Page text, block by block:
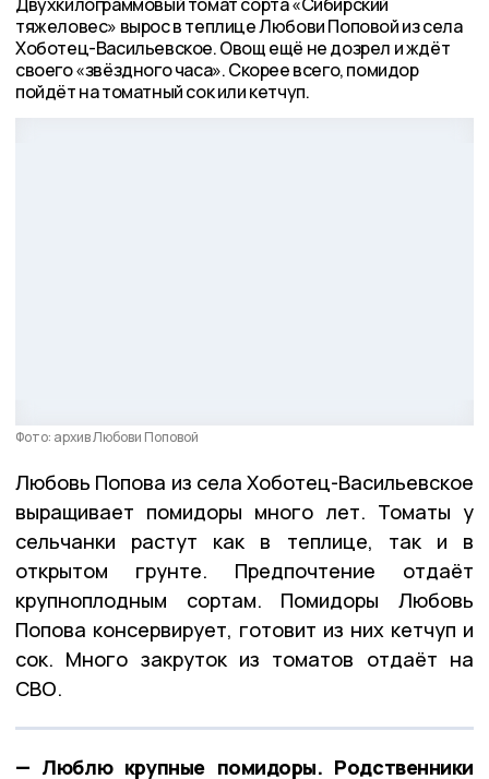
тяжеловес» вырос в теплице Любови Поповой из села
Хоботец-Васильевское. Овощ ещё не дозрел и ждёт
своего «звёздного часа». Скорее всего, помидор
пойдёт на томатный сок или кетчуп.
Фото: архив Любови Поповой
Любовь Попова из села Хоботец-Васильевское
выращивает помидоры много лет. Томаты у
сельчанки растут как в теплице, так и в
открытом грунте. Предпочтение отдаёт
крупноплодным сортам. Помидоры Любовь
Попова консервирует, готовит из них кетчуп и
сок. Много закруток из томатов отдаёт на
СВО.
— Люблю крупные помидоры. Родственники